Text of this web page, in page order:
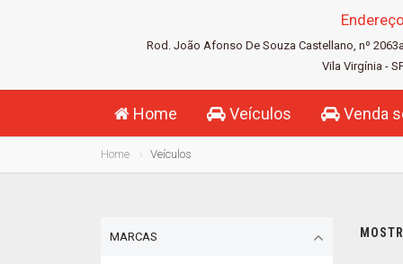
Rod. João Afonso De Souza Castellano, nº
Vila Virgínia -
Home Veículos Venda
Home Veículos
MARCAS